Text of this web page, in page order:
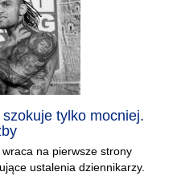
tylko mocniej.
na pierwsze strony
ustalenia dziennikarzy.